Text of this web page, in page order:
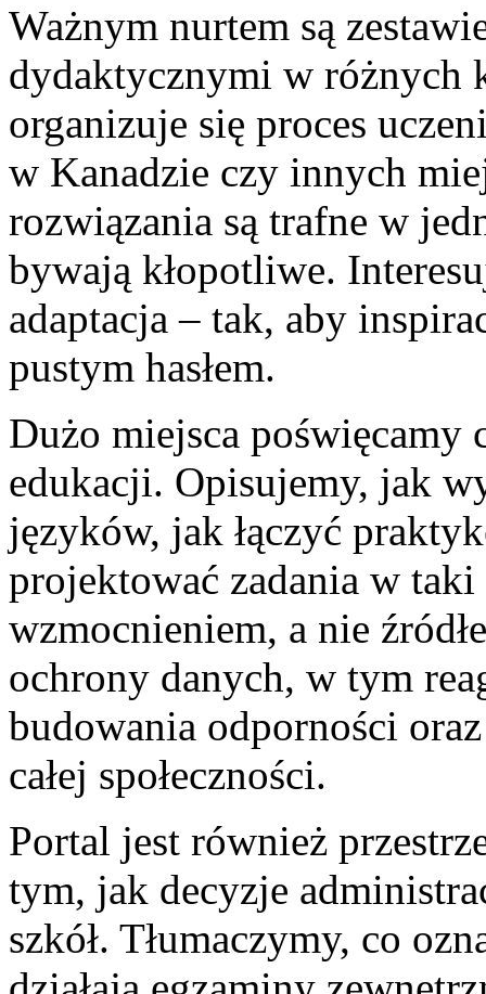
Ważnym nurtem są
dydaktycznymi w różnych
organizuje się proces
w Kanadzie czy innych
rozwiązania są trafne w
bywają kłopotliwe.
adaptacja – tak, aby
pustym hasłem.
Dużo miejsca
edukacji. Opisujemy, jak
języków, jak łączyć
projektować zadania w
wzmocnieniem, a nie
ochrony danych, w tym
budowania odporności
całej społeczności.
Portal jest również
tym, jak decyzje
szkół. Tłumaczymy, co